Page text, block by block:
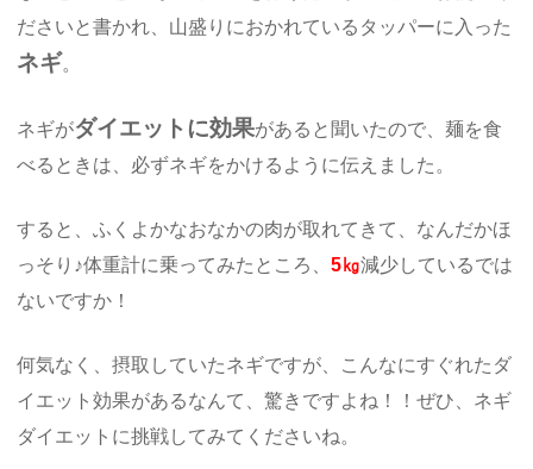
ださいと書かれ、山盛りにおかれているタッパーに入った
ネギ。
ネギがダイエットに効果があると聞いたので、麺を食
べるときは、必ずネギをかけるように伝えました。
すると、ふくよかなおなかの肉が取れてきて、なんだかほ
っそり♪体重計に乗ってみたところ、5㎏減少しているでは
ないですか！
何気なく、摂取していたネギですが、こんなにすぐれたダ
イエット効果があるなんて、驚きですよね！！ぜひ、ネギ
ダイエットに挑戦してみてくださいね。